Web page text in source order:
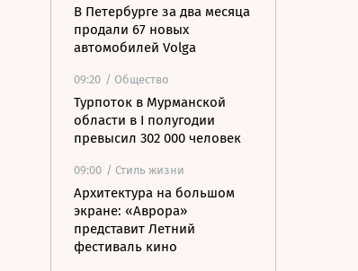
В Петербурге за два месяца
продали 67 новых
автомобилей Volga
09:20 / Общество
Турпоток в Мурманской
области в I полугодии
превысил 302 000 человек
09:00 / Стиль жизни
Архитектура на большом
экране: «Аврора»
представит Летний
фестиваль кино